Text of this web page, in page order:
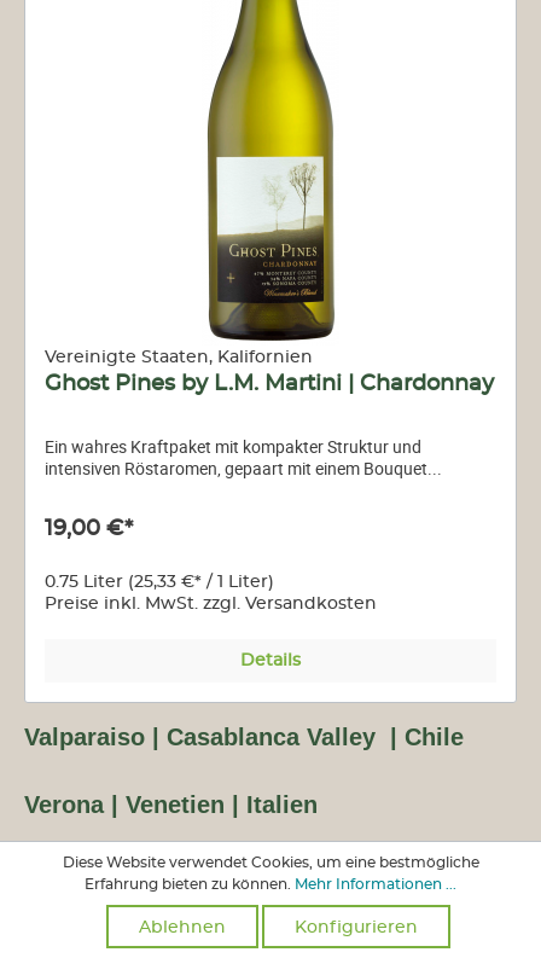
Vereinigte Staaten, Kalifornien
Ghost Pines by L.M. Martini | Chardonnay
Ein wahres Kraftpaket mit kompakter Struktur und
intensiven Röstaromen, gepaart mit einem Bouquet...
19,00 €*
0.75 Liter (25,33 €* / 1 Liter)
Preise inkl. MwSt. zzgl. Versandkosten
Details
Valparaiso | Casablanca Valley | Chile
Verona | Venetien | Italien
Hawke's Bay | Neuseeland
Diese Website verwendet Cookies, um eine bestmögliche
Erfahrung bieten zu können.
Mehr Informationen ...
Ablehnen Konfigurieren